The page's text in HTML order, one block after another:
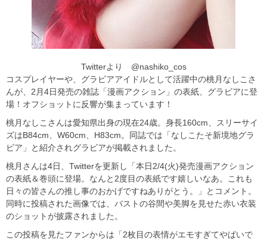
Twitterより @nashiko_cos
コスプレイヤーや、グラビアアイドルとして活躍中の桃月なしこさ
んが、2月4日発売の雑誌「漫画アクション」の表紙、グラビアに登
場！オフショットに反響が集まっています！
桃月なしこさんは愛知県出身の現在24歳。身長160cm、スリーサイ
ズはB84cm、W60cm、H83cm。同誌では「なしこたそ新境地グラ
ビア」と紹介されグラビアが掲載されました。
桃月さんは4日、Twitterを更新し「本日2/4(火)発売漫画アクション
の表紙＆巻頭に登場。なんと2度目の表紙です嬉しいなあ。これも
日々の皆さんの推し事のおかげですねありがとう。」とコメント。
同時に投稿された画像では、バストの谷間や美脚を見せた赤い衣装
のショットが披露されました。
この投稿を見たファンからは「2枚目の表情がエモすぎてやばいで